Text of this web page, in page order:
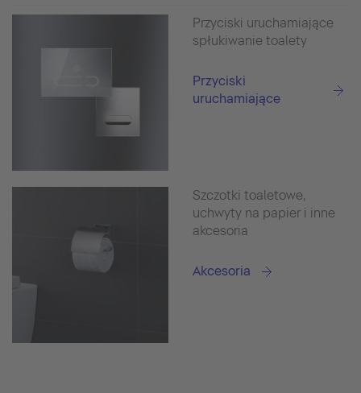
Przyciski uruchamiające
spłukiwanie toalety
Przyciski
uruchamiające
Szczotki toaletowe,
uchwyty na papier i inne
akcesoria
Akcesoria